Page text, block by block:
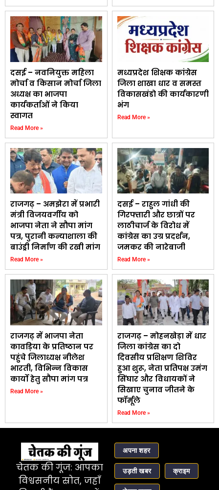
दसई – नवनियुक्त महिला
मोर्चा व किसान मोर्चा जिला
अध्यक्ष का भाजपा
कार्यकर्ताओं ने किया
स्वागत
Read More »
मध्यप्रदेश शिक्षक कांग्रेस
जिला शाखा धार व समस्त
विकासखंडो की कार्यकारणी
भंग
Read More »
राजगढ़ – अमझेरा में प्रभारी
मंत्री विजयवर्गीय को
भाजपा नेता ने सौपा मांग
पत्र, पुरानी कन्याशाला की
बाउंड्री निर्माण की रखी मांग
Read More »
दसई – राहुल गांधी की
गिरफ्तारी और छात्रों पर
लाठीचार्ज के विरोध में
कांग्रेस का उग्र प्रदर्शन,
जमकर की नारेबाजी
Read More »
राजगढ़ में भाजपा नेता
कावड़िया के प्रतिष्ठान पर
पहुंचे जिलाध्यक्ष नीलेश
भारती, विभिन्न विकास
कार्यो हेतु सौपा मांग पत्र
Read More »
राजगढ़ – मोहनखेड़ा में धार
जिला कांग्रेस का दो
दिवसीय प्रशिक्षण शिविर
हुआ शुरू, नेता प्रतिपक्ष उमंग
सिंघार और विधायकों ने
सिखाए चुनाव जीतने के
फॉर्मूले
Read More »
चेतक की गूंज: आपका
विश्वसनीय स्रोत, जहाँ
अपना शहर
उड़ती खबर क्राइम